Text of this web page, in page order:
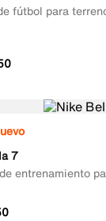
fútbol para
7
entrenamiento